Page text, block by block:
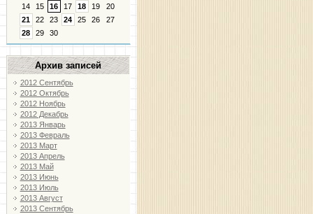
14
15 16 17 18 19
20
21
22 23 24 25 26
27
28
29 30
Архив записей
2012 Сентябрь
2012 Октябрь
2012 Ноябрь
2012 Декабрь
2013 Январь
2013 Февраль
2013 Март
2013 Апрель
2013 Май
2013 Июнь
2013 Июль
2013 Август
2013 Сентябрь